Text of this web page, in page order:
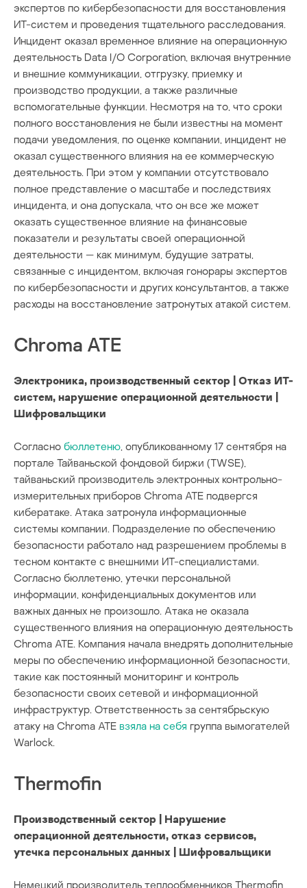
экспертов по кибербезопасности для восстановления
ИТ-систем и проведения тщательного расследования.
Инцидент оказал временное влияние на операционную
деятельность Data I/O Corporation, включая внутренние
и внешние коммуникации, отгрузку, приемку и
производство продукции, а также различные
вспомогательные функции. Несмотря на то, что сроки
полного восстановления не были известны на момент
подачи уведомления, по оценке компании, инцидент не
оказал существенного влияния на ее коммерческую
деятельность. При этом у компании отсутствовало
полное представление о масштабе и последствиях
инцидента, и она допускала, что он все же может
оказать существенное влияние на финансовые
показатели и результаты своей операционной
деятельности — как минимум, будущие затраты,
связанные с инцидентом, включая гонорары экспертов
по кибербезопасности и других консультантов, а также
расходы на восстановление затронутых атакой систем.
Chroma ATE
Электроника, производственный сектор | Отказ ИТ-
систем, нарушение операционной деятельности |
Шифровальщики
Согласно бюллетеню, опубликованному 17 сентября на
портале Тайваньской фондовой биржи (TWSE),
тайваньский производитель электронных контрольно-
измерительных приборов Chroma ATE подвергся
кибератаке. Атака затронула информационные
системы компании. Подразделение по обеспечению
безопасности работало над разрешением проблемы в
тесном контакте с внешними ИТ-специалистами.
Согласно бюллетеню, утечки персональной
информации, конфиденциальных документов или
важных данных не произошло. Атака не оказала
существенного влияния на операционную деятельность
Chroma ATE. Компания начала внедрять дополнительные
меры по обеспечению информационной безопасности,
такие как постоянный мониторинг и контроль
безопасности своих сетевой и информационной
инфраструктур. Ответственность за сентябрьскую
атаку на Chroma ATE взяла на себя группа вымогателей
Warlock.
Thermofin
Производственный сектор | Нарушение
операционной деятельности, отказ сервисов,
утечка персональных данных | Шифровальщики
Немецкий производитель теплообменников Thermofin